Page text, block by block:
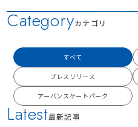
Latest最新記事
Categoryカテゴリ
すべて
プレスリリース
アーバンスケートパーク